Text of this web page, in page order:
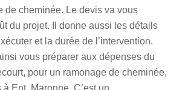
de cheminée. Le devis va vous
du projet. Il donne aussi les détails
et la durée de l’intervention.
vous préparer aux dépenses du
pour un ramonage de cheminée,
Ent. Maronne. C’est un